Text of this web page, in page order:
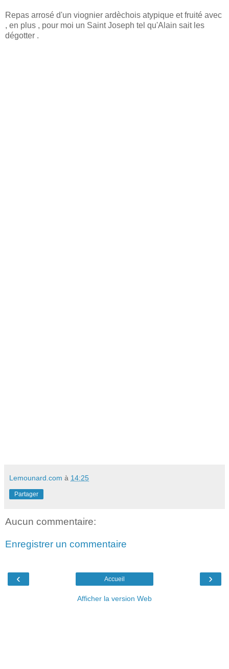
Repas arrosé d'un viognier ardèchois atypique et fruité avec
, en plus , pour moi un Saint Joseph tel qu'Alain sait les
dégotter .
Lemounard.com à 14:25
Partager
Aucun commentaire:
Enregistrer un commentaire
‹ ›
Accueil
Afficher la version Web